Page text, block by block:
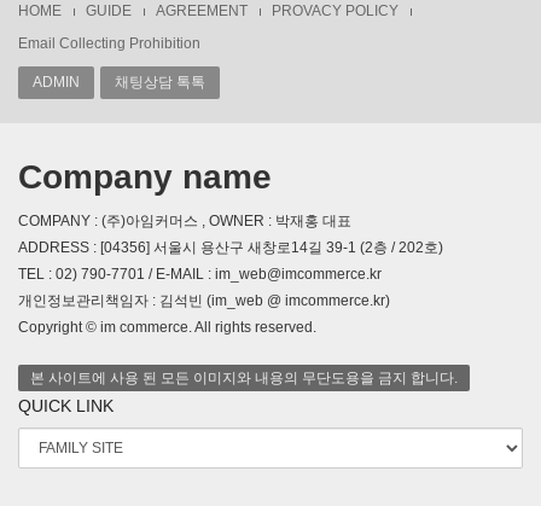
HOME GUIDE AGREEMENT
PROVACY POLICY
Email Collecting Prohibition
ADMIN 채팅상담 톡톡
Company name
COMPANY : (주)아임커머스 , OWNER : 박재홍 대표
ADDRESS : [04356] 서울시 용산구 새창로14길 39-1 (2층 / 202호)
TEL : 02) 790-7701 / E-MAIL : im_web@imcommerce.kr
개인정보관리책임자 : 김석빈 (im_web @ imcommerce.kr)
Copyright © im commerce. All rights reserved.
본 사이트에 사용 된 모든 이미지와 내용의 무단도용을 금지 합니다.
QUICK LINK